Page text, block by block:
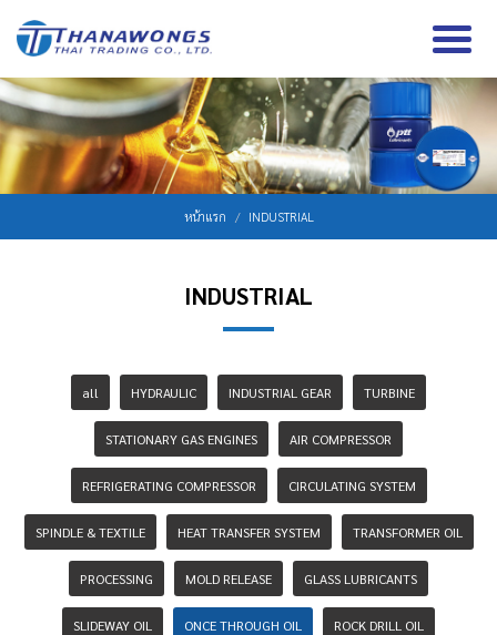
หน้าแรก INDUSTRIAL
INDUSTRIAL
all HYDRAULIC INDUSTRIAL GEAR TURBINE
STATIONARY GAS ENGINES AIR COMPRESSOR
REFRIGERATING COMPRESSOR CIRCULATING SYSTEM
SPINDLE & TEXTILE HEAT TRANSFER SYSTEM TRANSFORMER OIL
PROCESSING MOLD RELEASE GLASS LUBRICANTS
SLIDEWAY OIL ONCE THROUGH OIL ROCK DRILL OIL